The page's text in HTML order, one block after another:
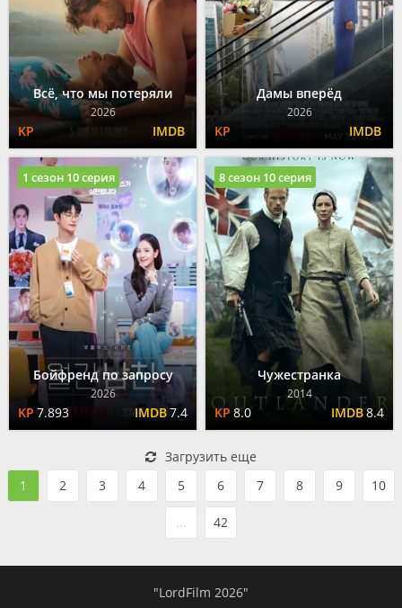
Всё, что мы потеряли
2026
Дамы вперёд
2026
Бойфренд по запросу
2026
7.893 7.4
1 сезон 10 серия
Чужестранка
2014
8.0 8.4
8 сезон 10 серия
Загрузить еще
1
2 3 4 5 6 7 8 9 10
... 42
"LordFilm 2026"